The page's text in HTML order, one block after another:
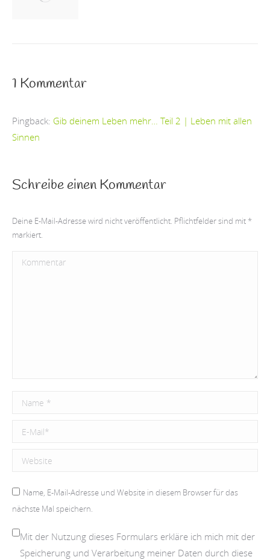
1 Kommentar
Pingback: Gib deinem Leben mehr… Teil 2 | Leben mit allen
Sinnen
Schreibe einen Kommentar
Deine E-Mail-Adresse wird nicht veröffentlicht. Pflichtfelder sind mit*
markiert.
Kommentar
Name *
E-Mail *
Website
Name, E-Mail-Adresse und Website in diesem Browser für das
nächste Mal speichern.
Mit der Nutzung dieses Formulars erkläre ich mich mit der
Speicherung und Verarbeitung meiner Daten durch diese